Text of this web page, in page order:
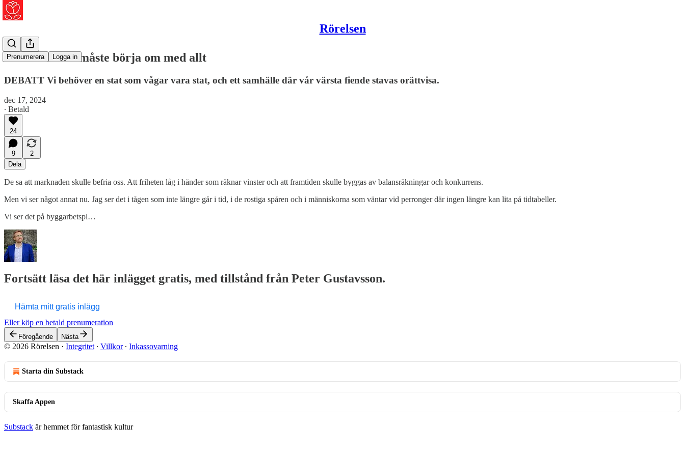
Rörelsen
Prenumerera Logga in
Jan Svärd: Vi måste börja om med allt
DEBATT Vi behöver en stat som vågar vara stat, och ett samhälle där vår värsta fiende stavas orättvisa.
dec 17, 2024
∙ Betald
24
9
2
Dela
De sa att marknaden skulle befria oss. Att friheten låg i händer som räknar vinster och att framtiden skulle byggas av balansräkningar och konkurrens.
Men vi ser något annat nu. Jag ser det i tågen som inte längre går i tid, i de rostiga spåren och i människorna som väntar vid perronger där ingen längre kan lita på tidtabeller.
Vi ser det på byggarbetspl…
Fortsätt läsa det här inlägget gratis, med tillstånd från Peter Gustavsson.
Hämta mitt gratis inlägg
Eller köp en betald prenumeration
Föregående Nästa
© 2026 Rörelsen · Integritet ∙ Villkor∙ Inkassovarning
Starta din Substack
Skaffa Appen
Substack är hemmet för fantastisk kultur